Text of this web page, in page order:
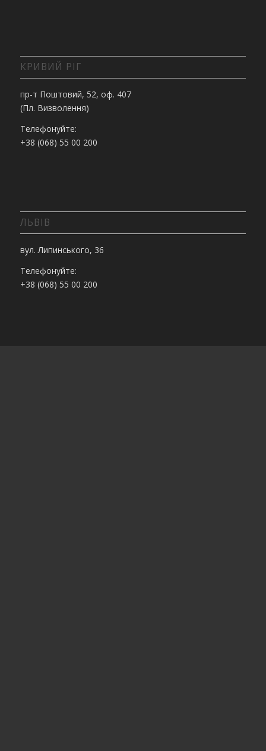
КРИВИЙ РІГ
пр-т Поштовий, 52, оф. 407
(Пл. Визволення)
Телефонуйте:
+38 (068) 55 00 200
ЛЬВІВ
вул. Липинського, 36
Телефонуйте:
+38 (068) 55 00 200